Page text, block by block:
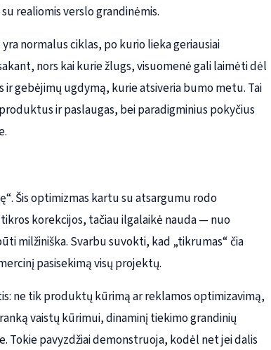
realiomis verslo grandinėmis.
normalus ciklas, po kurio lieka geriausiai
nors kai kurie žlugs, visuomenė gali laimėti dėl
gebėjimų ugdymą, kurie atsiveria bumo metu. Tai
ir paslaugas, bei paradigminius pokyčius
Šis optimizmas kartu su atsargumu rodo
korekcijos, tačiau ilgalaikė nauda — nuo
milžiniška. Svarbu suvokti, kad „tikrumas“ čia
pasisekimą visų projektų.
ne tik produktų kūrimą ar reklamos optimizavimą,
vaistų kūrimui, dinaminį tiekimo grandinių
Tokie pavyzdžiai demonstruoja, kodėl net jei dalis